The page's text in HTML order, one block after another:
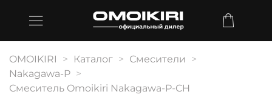
OMOIKIRI Каталог
Смесители
Nakagawa-P
Смеситель Omoikiri Nakagawa-P-CH